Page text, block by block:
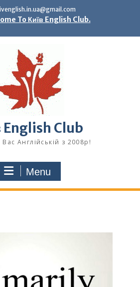
To Київ English Club.
English Club
Англійській з 2008р!
Menu